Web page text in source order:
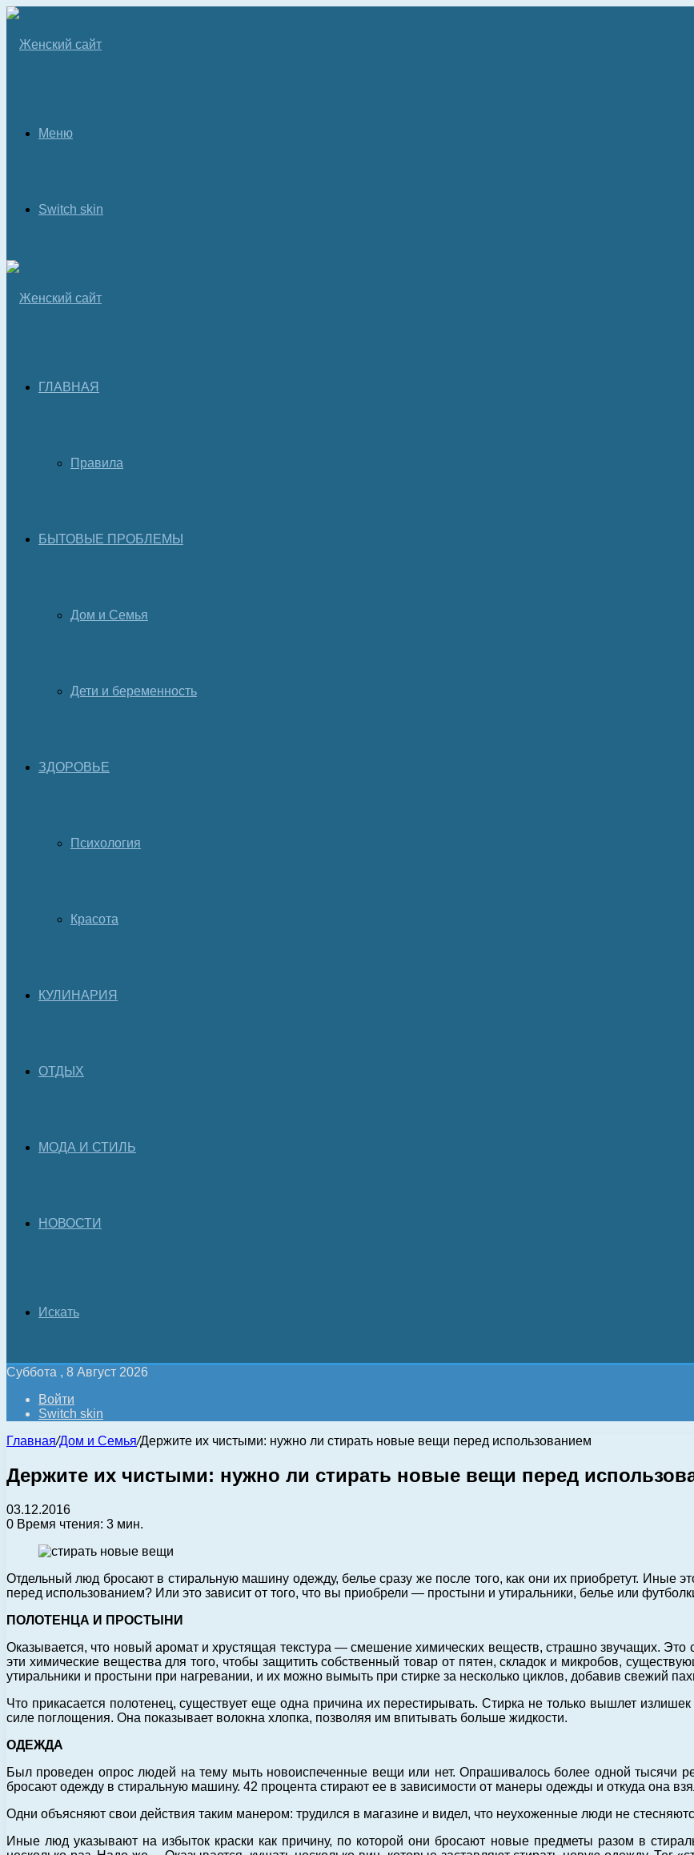
Меню
Switch skin
ГЛАВНАЯ
Правила
БЫТОВЫЕ ПРОБЛЕМЫ
Дом и Семья
Дети и беременность
ЗДОРОВЬЕ
Психология
Красота
КУЛИНАРИЯ
ОТДЫХ
МОДА И СТИЛЬ
НОВОСТИ
Искать
Суббота , 8 Август 2026
Войти
Switch skin
Главная/Дом и Семья/Держите их чистыми: нужно ли стирать новые вещи перед использованием
Держите их чистыми: нужно ли стирать новые вещи перед
03.12.2016
0 Время чтения: 3 мин.
Отдельный люд бросают в стиральную машину одежду, белье сразу же после того, как они их приобретут. Иные
перед использованием? Или это зависит от того, что вы приобрели — простыни и утиральники, белье или
ПОЛОТЕНЦА И ПРОСТЫНИ
Оказывается, что новый аромат и хрустящая текстура — смешение химических веществ, страшно звучащих.
эти химические вещества для того, чтобы защитить собственный товар от пятен, складок и микробов,
утиральники и простыни при нагревании, и их можно вымыть при стирке за несколько циклов, добавив свежий
Что прикасается полотенец, существует еще одна причина их перестирывать. Стирка не только вышлет
силе поглощения. Она показывает волокна хлопка, позволяя им впитывать больше жидкости.
ОДЕЖДА
Был проведен опрос людей на тему мыть новоиспеченные вещи или нет. Опрашивалось более одной тысячи
бросают одежду в стиральную машину. 42 процента стирают ее в зависимости от манеры одежды и откуда она
Одни объясняют свои действия таким манером: трудился в магазине и видел, что неухоженные люди не
Иные люд указывают на избыток краски как причину, по которой они бросают новые предметы разом в